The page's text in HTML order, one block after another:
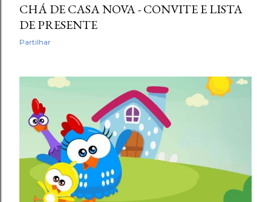
CHÁ DE CASA NOVA - CONVITE E LISTA
DE PRESENTE
Partilhar